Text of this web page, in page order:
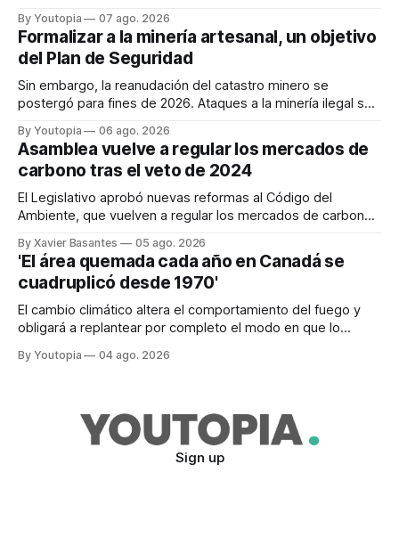
By Youtopia 07 ago. 2026
Formalizar a la minería artesanal, un objetivo
del Plan de Seguridad
Sin embargo, la reanudación del catastro minero se
postergó para fines de 2026. Ataques a la minería ilegal se
By Youtopia 06 ago. 2026
Asamblea vuelve a regular los mercados de
carbono tras el veto de 2024
El Legislativo aprobó nuevas reformas al Código del
Ambiente, que vuelven a regular los mercados de carbono,
By Xavier Basantes 05 ago. 2026
'El área quemada cada año en Canadá se
cuadruplicó desde 1970'
El cambio climático altera el comportamiento del fuego y
obligará a replantear por completo el modo en que lo
By Youtopia 04 ago. 2026
Sign up